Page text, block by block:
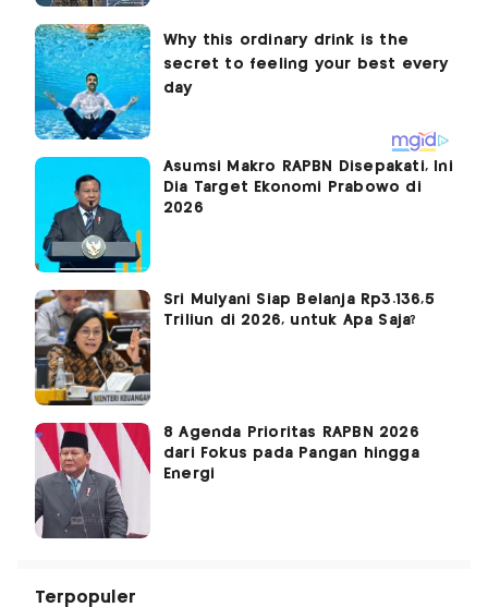
Asumsi Makro RAPBN Disepakati, Ini
Dia Target Ekonomi Prabowo di
2026
Sri Mulyani Siap Belanja Rp3.136,5
Triliun di 2026, untuk Apa Saja?
8 Agenda Prioritas RAPBN 2026
dari Fokus pada Pangan hingga
Energi
Terpopuler